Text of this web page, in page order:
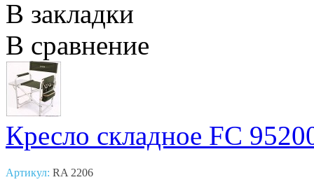
В закладки
В сравнение
Кресло складное FC
Артикул: RA 2206